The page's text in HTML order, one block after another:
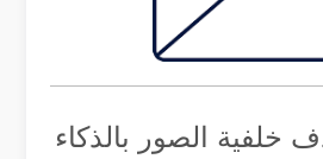
خلفية الصور بالذكاء